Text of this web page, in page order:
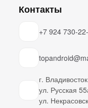
Контакты
+7 924 730-
г. Владивосток
ул. Русская
ул.